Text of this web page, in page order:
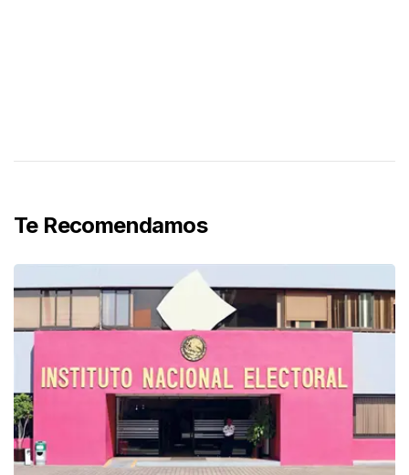
Te Recomendamos